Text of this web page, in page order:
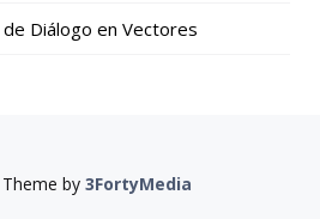
Diálogo en Vectores
by 3FortyMedia